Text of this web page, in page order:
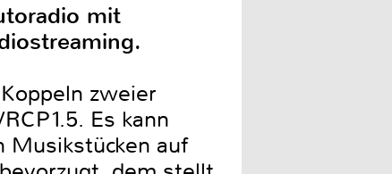
mit
zweier
Es kann
Musikstücken auf